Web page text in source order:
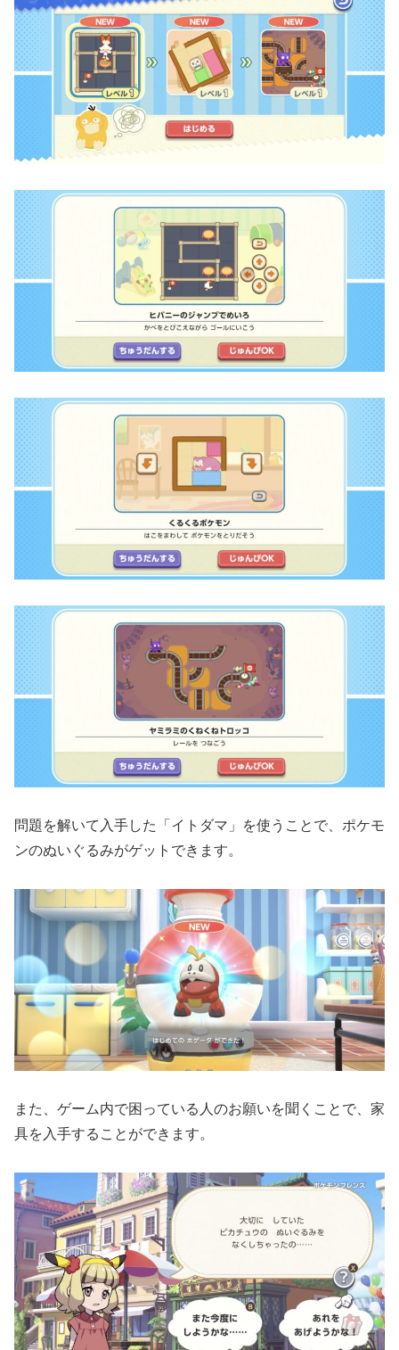
問題を解いて入手した「イトダマ」を使うことで、ポケモ
ンのぬいぐるみがゲットできます。
また、ゲーム内で困っている人のお願いを聞くことで、家
具を入手することができます。